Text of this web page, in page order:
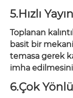
5.Hızlı
Toplanan
basit bir
temasa gerek
imha edilmesini
6.Çok